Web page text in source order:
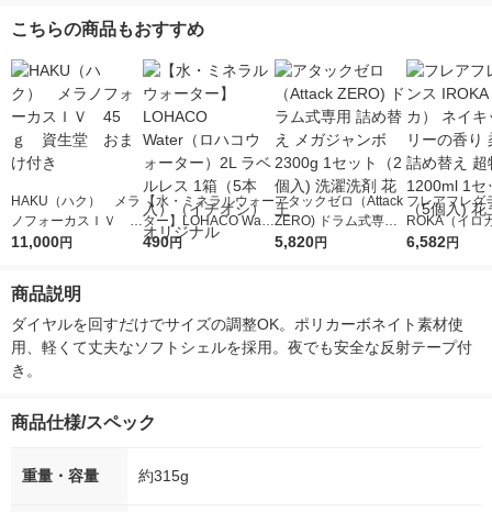
こちらの商品もおすすめ
HAKU（ハク） メラ
ノフォーカスＩＶ 4
5ｇ 資生堂 おまけ
11,000円
【水・ミネラルウォー
ター】LOHACO Wate
r（ロハコウォータ
490円
アタックゼロ（Attack
ZERO) ドラム式専用
詰め替え メガジャン
5,820円
フレアフレグ
ROKA（イロ
イキッドリリ
6,582円
商品説明
ダイヤルを回すだけでサイズの調整OK。ポリカーボネイト素材使
用、軽くて丈夫なソフトシェルを採用。夜でも安全な反射テープ付
き。
商品仕様/スペック
重量・容量 約315g